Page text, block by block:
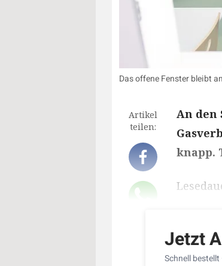
Das offene Fenster bleibt
Artikel
teilen:
An den
knapp.
Jetzt
Schnell